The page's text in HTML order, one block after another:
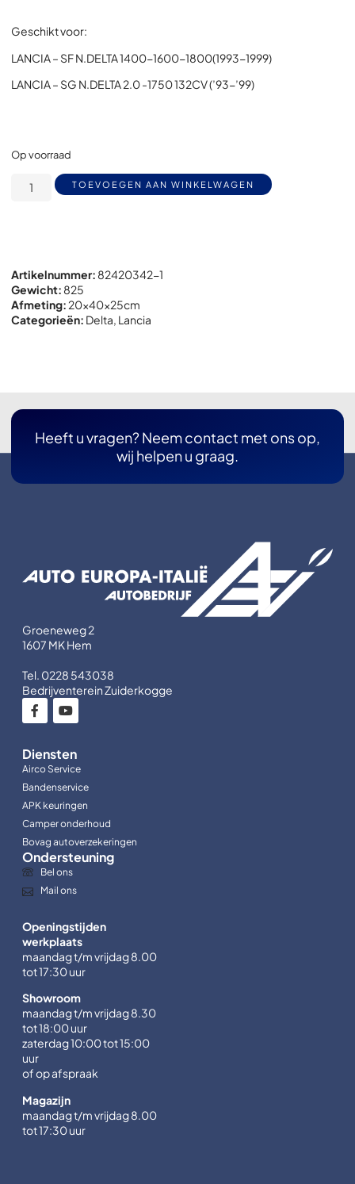
Geschikt voor:
LANCIA – SF N.DELTA 1400-1600-1800(1993-1999)
LANCIA – SG N.DELTA 2.0 -1750 132CV (’93-’99)
Op voorraad
TOEVOEGEN AAN WINKELWAGEN Alternative:
Artikelnummer: 82420342-1
Gewicht: 825
Afmeting: 20x40x25cm
Categorieën: Delta, Lancia
Heeft u vragen? Neem contact met ons op,
wij helpen u graag.
Groeneweg 2
1607 MK Hem
Tel. 0228 543038
Bedrijventerein Zuiderkogge
Diensten
Airco Service
Bandenservice
APK keuringen
Camper onderhoud
Bovag autoverzekeringen
Ondersteuning
Bel ons
Mail ons
Openingstijden
werkplaats
maandag t/m vrijdag 8.00
tot 17:30 uur
Showroom
maandag t/m vrijdag 8.30
tot 18:00 uur
zaterdag 10:00 tot 15:00
uur
of op afspraak
Magazijn
maandag t/m vrijdag 8.00
tot 17:30 uur